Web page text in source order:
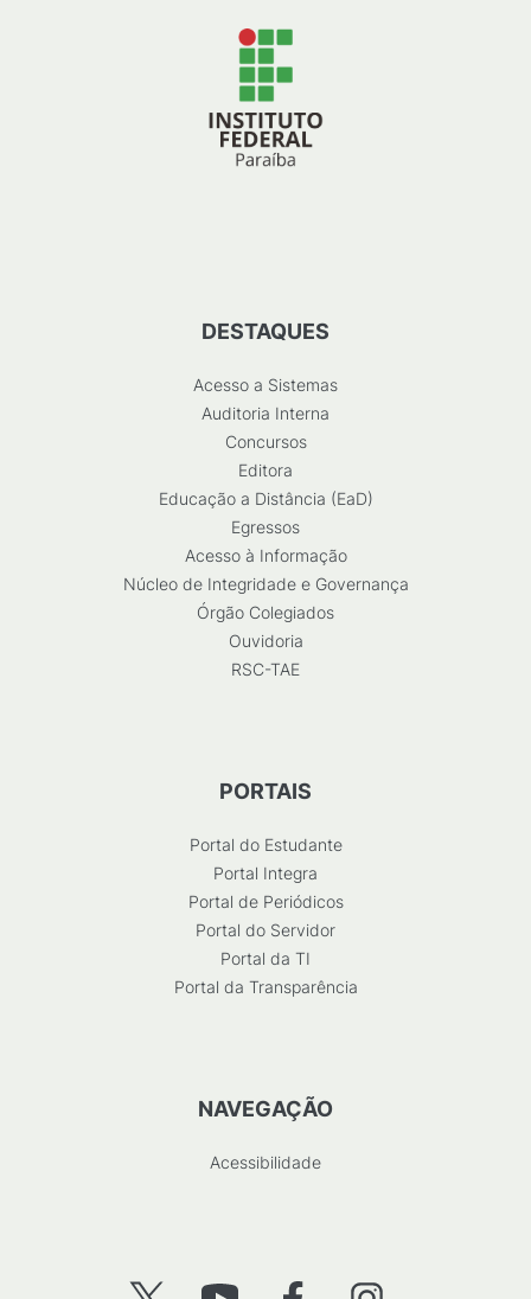
DESTAQUES
Acesso a Sistemas
Auditoria Interna
Concursos
Editora
Educação a Distância (EaD)
Egressos
Acesso à Informação
Núcleo de Integridade e Governança
Órgão Colegiados
Ouvidoria
RSC-TAE
PORTAIS
Portal do Estudante
Portal Integra
Portal de Periódicos
Portal do Servidor
Portal da TI
Portal da Transparência
NAVEGAÇÃO
Acessibilidade